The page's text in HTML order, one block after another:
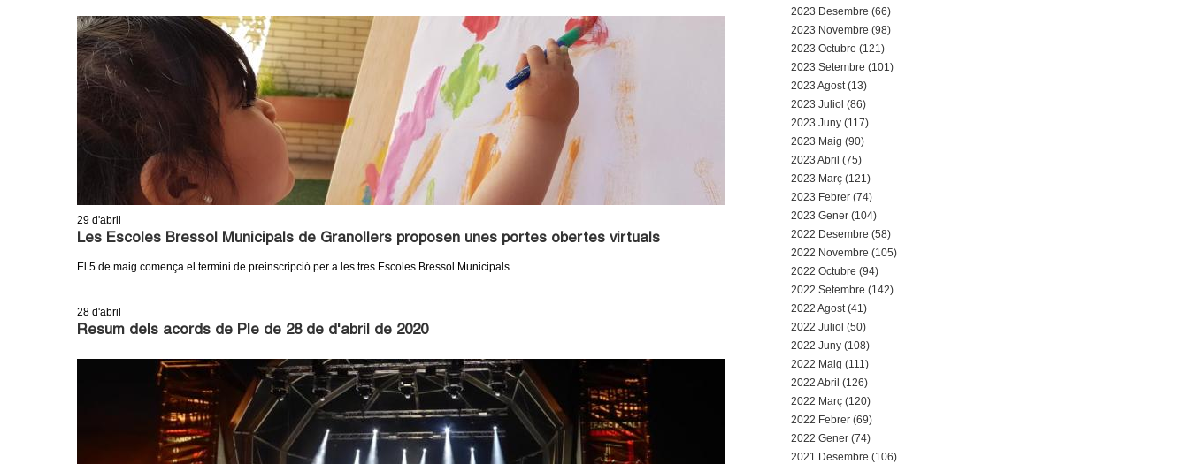
l
e
r
2023 Desembre (66)
2023 Novembre (98)
2023 Octubre (121)
2023 Setembre (101)
2023 Agost (13)
2023 Juliol (86)
2023 Juny (117)
2023 Maig (90)
2023 Abril (75)
2023 Març (121)
2023 Febrer (74)
2023 Gener (104)
2022 Desembre (58)
2022 Novembre (105)
2022 Octubre (94)
2022 Setembre (142)
2022 Agost (41)
2022 Juliol (50)
2022 Juny (108)
2022 Maig (111)
2022 Abril (126)
2022 Març (120)
2022 Febrer (69)
2022 Gener (74)
2021 Desembre (106)
29 d'abril
Les Escoles Bressol Municipals de Granollers proposen unes portes obertes virtuals
El 5 de maig comença el termini de preinscripció per a les tres Escoles Bressol Municipals
28 d'abril
Resum dels acords de Ple de 28 de d'abril de 2020